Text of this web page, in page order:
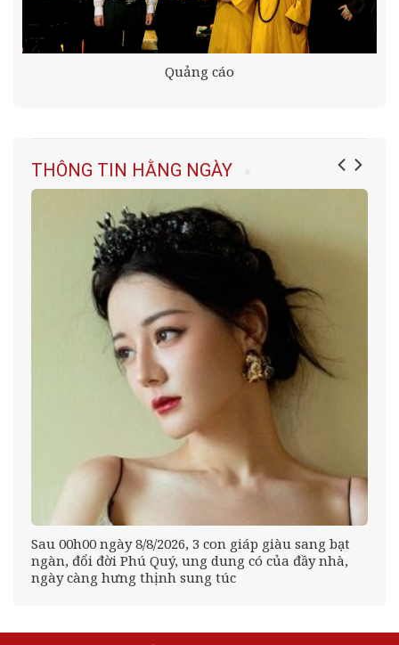
Quảng cáo
THÔNG TIN HẰNG NGÀY
Sau 00h00 ngày 8/8/2026, 3 con giáp giàu sang bạt
ngàn, đổi đời Phú Quý, ung dung có của đầy nhà,
ngày càng hưng thịnh sung túc